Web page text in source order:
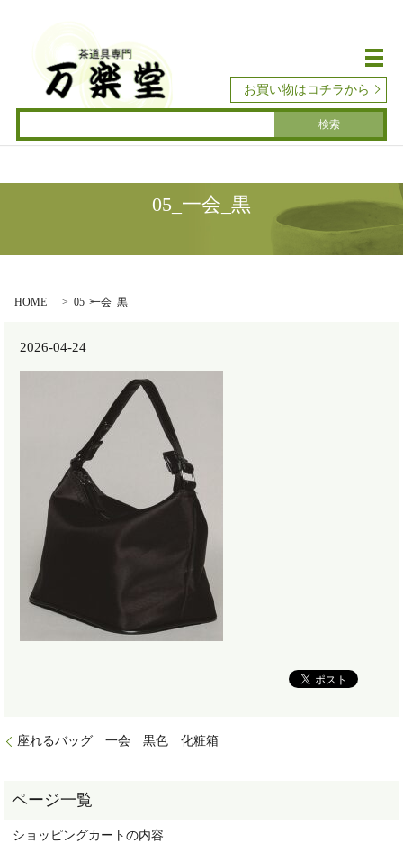
メ
お買い物はコチラから
05_一会_黒
HOME 05_一会_黒
2026-04-24
座れるバッグ 一会 黒色 化粧箱
ショッピングカートの内容